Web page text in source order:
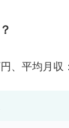
、平均月収